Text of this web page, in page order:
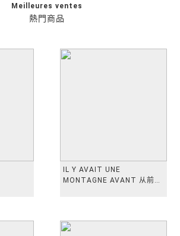
熱門商品
Meilleures ventes
IL Y AVAIT UNE
MONTAGNE AVANT 从前有